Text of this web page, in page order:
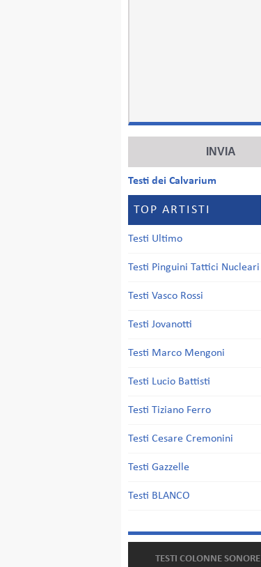
Testi dei Calvarium
TOP ARTISTI
Testi Ultimo
Testi Pinguini Tattici Nucleari
Testi Vasco Rossi
Testi Jovanotti
Testi Marco Mengoni
Testi Lucio Battisti
Testi Tiziano Ferro
Testi Cesare Cremonini
Testi Gazzelle
Testi BLANCO
TESTI COLONNE SONORE